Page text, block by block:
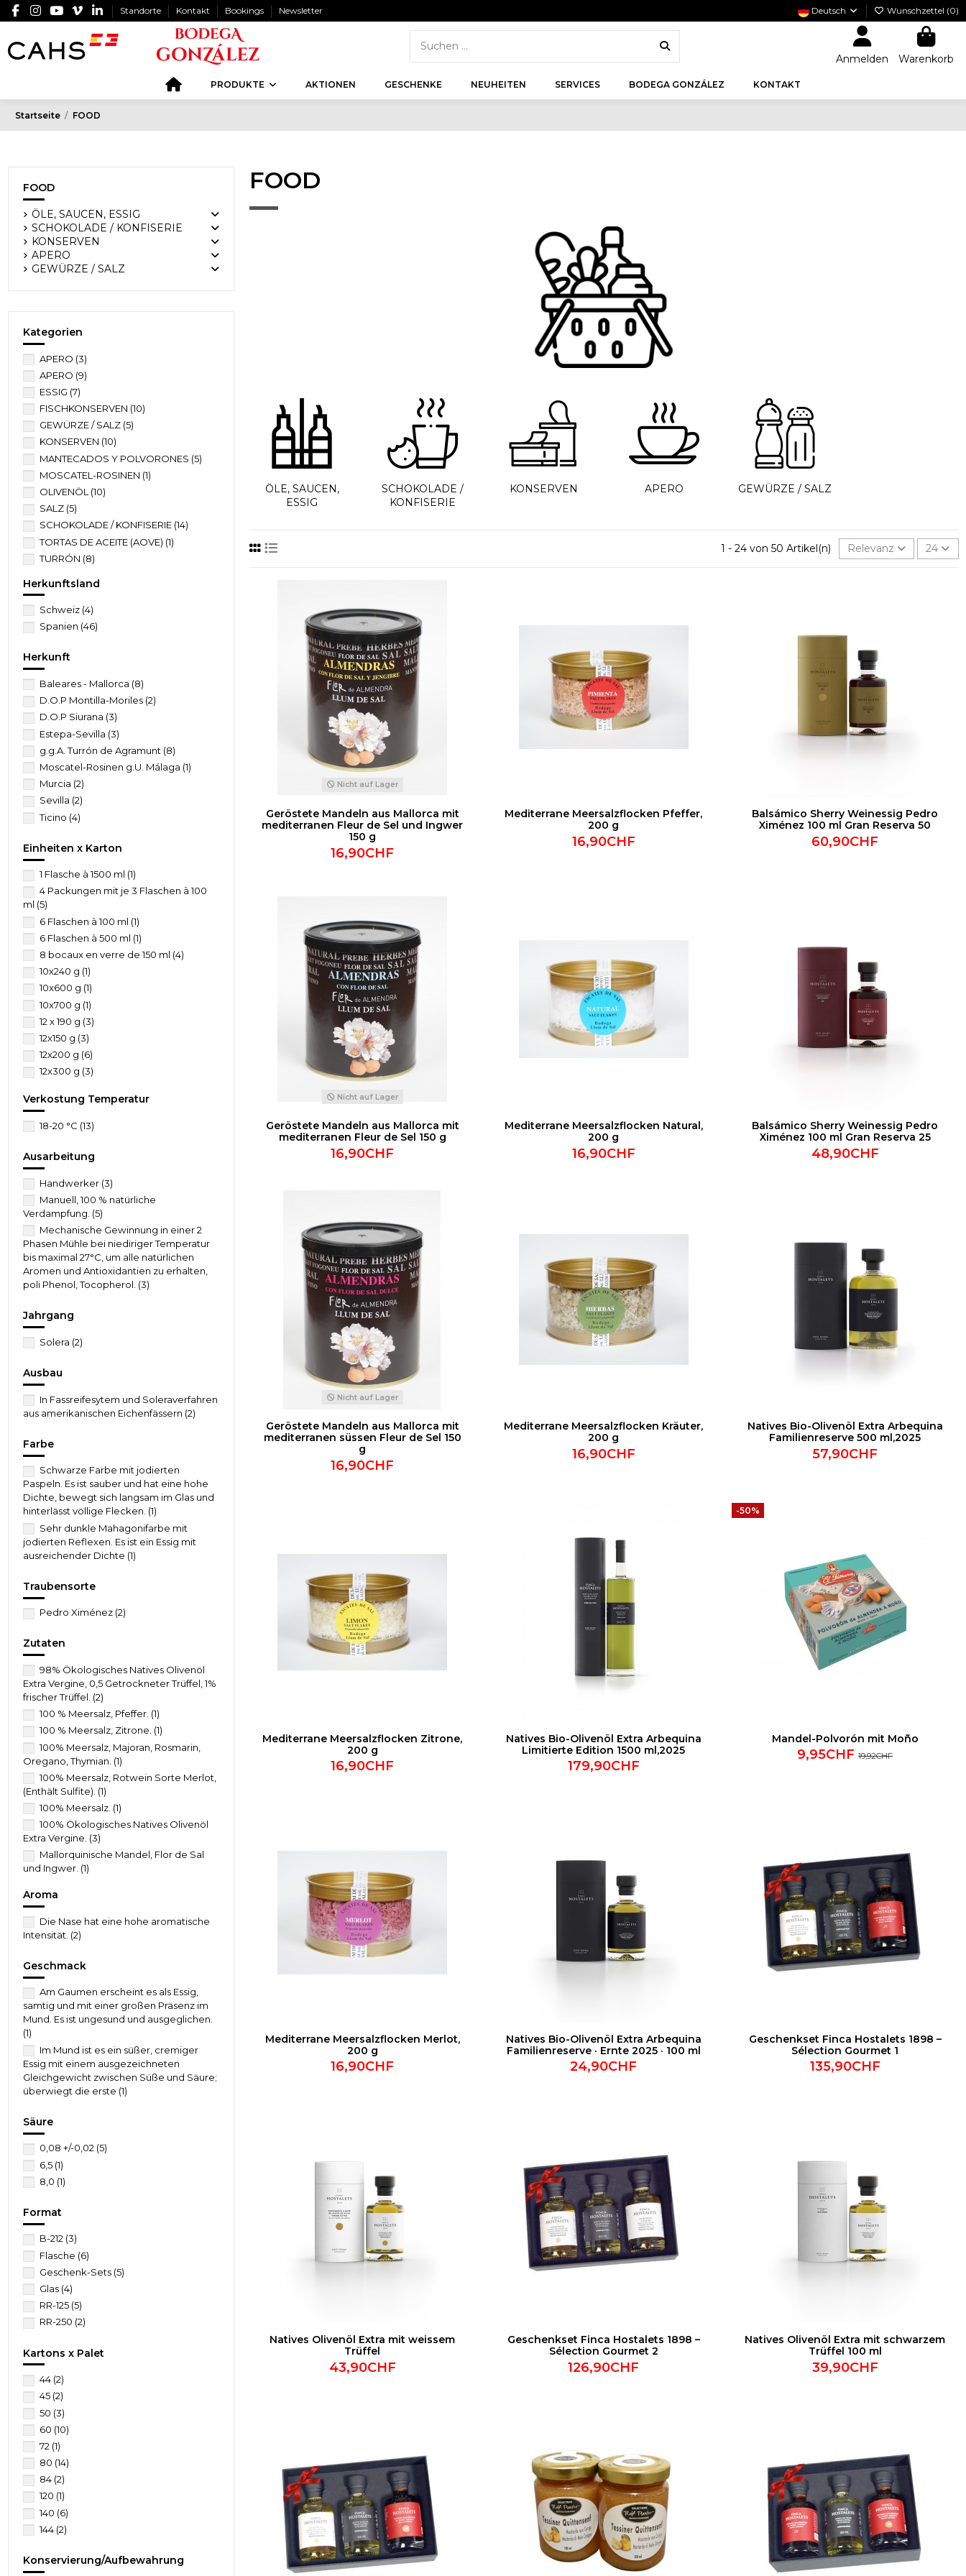
Standorte Kontakt Bookings Newsletter Deutsch Wunschzettel (0)
Anmelden Warenkorb
PRODUKTE AKTIONEN GESCHENKE NEUHEITEN SERVICES BODEGA GONZÁLEZ KONTAKT
Startseite FOOD
FOOD
ÖLE, SAUCEN,
ESSIG
SCHOKOLADE /
KONFISERIE
KONSERVEN APERO GEWÜRZE / SALZ
1 - 24 von 50 Artikel(n) Relevanz 24
Nicht auf Lager
Geröstete Mandeln aus Mallorca mit
mediterranen Fleur de Sel und Ingwer
150 g
16,90CHF
Mediterrane Meersalzflocken Pfeffer,
200 g
16,90CHF
Balsámico Sherry Weinessig Pedro
Ximénez 100 ml Gran Reserva 50
60,90CHF
Nicht auf Lager
Geröstete Mandeln aus Mallorca mit
mediterranen Fleur de Sel 150 g
16,90CHF
Mediterrane Meersalzflocken Natural,
200 g
16,90CHF
Balsámico Sherry Weinessig Pedro
Ximénez 100 ml Gran Reserva 25
48,90CHF
Nicht auf Lager
Geröstete Mandeln aus Mallorca mit
mediterranen süssen Fleur de Sel 150
g
16,90CHF
Mediterrane Meersalzflocken Kräuter,
200 g
16,90CHF
Natives Bio-Olivenöl Extra Arbequina
Familienreserve 500 ml,2025
57,90CHF
Mediterrane Meersalzflocken Zitrone,
200 g
16,90CHF
Natives Bio-Olivenöl Extra Arbequina
Limitierte Edition 1500 ml,2025
179,90CHF
-50%
Mandel-Polvorón mit Moño
9,95CHF19,92CHF
Mediterrane Meersalzflocken Merlot,
200 g
16,90CHF
Natives Bio-Olivenöl Extra Arbequina
Familienreserve · Ernte 2025 · 100 ml
24,90CHF
Geschenkset Finca Hostalets 1898 –
Sélection Gourmet 1
135,90CHF
Natives Olivenöl Extra mit weissem
Trüffel
43,90CHF
Geschenkset Finca Hostalets 1898 –
Sélection Gourmet 2
126,90CHF
Natives Olivenöl Extra mit schwarzem
Trüffel 100 ml
39,90CHF
FOOD
ÖLE, SAUCEN, ESSIG
SCHOKOLADE / KONFISERIE
KONSERVEN
APERO
GEWÜRZE / SALZ
Kategorien
APERO (3)
APERO (9)
ESSIG (7)
FISCHKONSERVEN (10)
GEWÜRZE / SALZ (5)
KONSERVEN (10)
MANTECADOS Y POLVORONES (5)
MOSCATEL-ROSINEN (1)
OLIVENÖL (10)
SALZ (5)
SCHOKOLADE / KONFISERIE (14)
TORTAS DE ACEITE (AOVE) (1)
TURRÓN (8)
Herkunftsland
Schweiz (4)
Spanien (46)
Herkunft
Baleares - Mallorca (8)
D.O.P Montilla-Moriles (2)
D.O.P Siurana (3)
Estepa-Sevilla (3)
g.g.A. Turrón de Agramunt (8)
Moscatel-Rosinen g.U. Málaga (1)
Murcia (2)
Sevilla (2)
Ticino (4)
Einheiten x Karton
1 Flasche à 1500 ml (1)
4 Packungen mit je 3 Flaschen à 100
ml (5)
6 Flaschen à 100 ml (1)
6 Flaschen à 500 ml (1)
8 bocaux en verre de 150 ml (4)
10x240 g (1)
10x600 g (1)
10x700 g (1)
12 x 190 g (3)
12x150 g (3)
12x200 g (6)
12x300 g (3)
18 x 300 g (1)
18x150 g (3)
20x200 g(1)
24 Flaschen à 100 ml
24 x 120 g(5)
24 x 237 g(2)
Kt.12x180 g (1)
Verkostung Temperatur
18-20 °C (13)
Ausarbeitung
Handwerker (3)
Manuell, 100 % natürliche
Verdampfung. (5)
Mechanische Gewinnung in einer 2
Phasen Mühle bei niediriger Temperatur
bis maximal 27°C, um alle natürlichen
Aromen und Antioxidantien zu erhalten,
poli Phenol, Tocopherol. (3)
Jahrgang
Solera (2)
Ausbau
In Fassreifesytem und Soleraverfahren
aus amerikanischen Eichenfässern (2)
Farbe
Schwarze Farbe mit jodierten
Paspeln. Es ist sauber und hat eine hohe
Dichte, bewegt sich langsam im Glas und
hinterlässt völlige Flecken. (1)
Sehr dunkle Mahagonifarbe mit
jodierten Reflexen. Es ist ein Essig mit
ausreichender Dichte (1)
Traubensorte
Pedro Ximénez (2)
Zutaten
98% Ökologisches Natives Olivenöl
Extra Vergine, 0,5 Getrockneter Trüffel, 1%
frischer Trüffel. (2)
100 % Meersalz, Pfeffer. (1)
100 % Meersalz, Zitrone. (1)
100% Meersalz, Majoran, Rosmarin,
Oregano, Thymian. (1)
100% Meersalz, Rotwein Sorte Merlot,
(Enthält Sulfite). (1)
100% Meersalz. (1)
100% Ökologisches Natives Olivenöl
Extra Vergine. (3)
Mallorquinische Mandel, Flor de Sal
und Ingwer. (1)
(1)
Mallorquinische Mandeln, süssen Fleur
de Sel.
Mosttraube der Sorte Pedro Ximénez, E-
224./ Enthält Sulfite.
Aroma
Die Nase hat eine hohe aromatische
Intensität. (2)
Geschmack
Am Gaumen erscheint es als Essig,
samtig und mit einer großen Präsenz im
Mund. Es ist ungesund und ausgeglichen.
(1)
Im Mund ist es ein süßer, cremiger
Essig mit einem ausgezeichneten
Gleichgewicht zwischen Süße und Säure;
überwiegt die erste (1)
Säure
0,08 +/-0,02 (5)
6,5 (1)
8,0 (1)
Format
B-212 (3)
Flasche (6)
Geschenk-Sets (5)
Glas (4)
RR-125 (5)
RR-250 (2)
Kartons x Palet
44 (2)
45 (2)
50 (3)
60 (10)
72 (1)
80 (14)
84 (2)
120 (1)
140 (6)
144 (2)
Konservierung/Aufbewahrung